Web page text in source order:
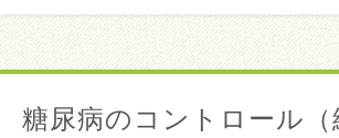
糖尿病のコントロール（